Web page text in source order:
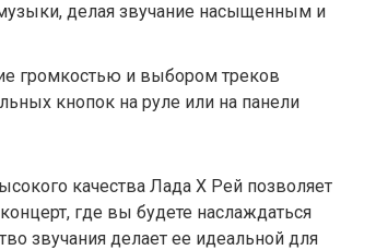
делая звучание насыщенным и
громкостью и выбором треков
кнопок на руле или на панели
качества Лада Х Рей позволяет
где вы будете наслаждаться
звучания делает ее идеальной для